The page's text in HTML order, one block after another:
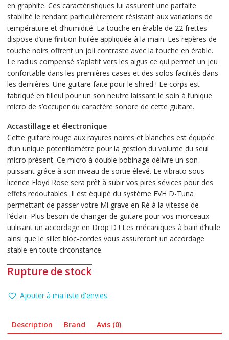
en graphite. Ces caractéristiques lui assurent une parfaite
stabilité le rendant particulièrement résistant aux variations de
température et d’humidité. La touche en érable de 22 frettes
dispose d’une finition huilée appliquée à la main. Les repères de
touche noirs offrent un joli contraste avec la touche en érable.
Le radius compensé s’aplatit vers les aigus ce qui permet un jeu
confortable dans les premières cases et des solos facilités dans
les dernières. Une guitare faite pour le shred ! Le corps est
fabriqué en tilleul pour un son neutre laissant le soin à l’unique
micro de s’occuper du caractère sonore de cette guitare.
Accastillage et électronique
Cette guitare rouge aux rayures noires et blanches est équipée
d’un unique potentiomètre pour la gestion du volume du seul
micro présent. Ce micro à double bobinage délivre un son
puissant grâce à son niveau de sortie élevé. Le vibrato sous
licence Floyd Rose sera prêt à subir vos pires sévices pour des
effets redoutables. Il est équipé du système EVH D-Tuna
permettant de passer votre Mi grave en Ré à la vitesse de
l’éclair. Plus besoin de changer de guitare pour vos morceaux
utilisant un accordage en Drop D ! Les mécaniques à bain d’huile
ainsi que le sillet bloc-cordes vous assureront un accordage
stable en toute circonstance.
Rupture de stock
Ajouter à ma liste d'envies
Description Brand Avis (0)